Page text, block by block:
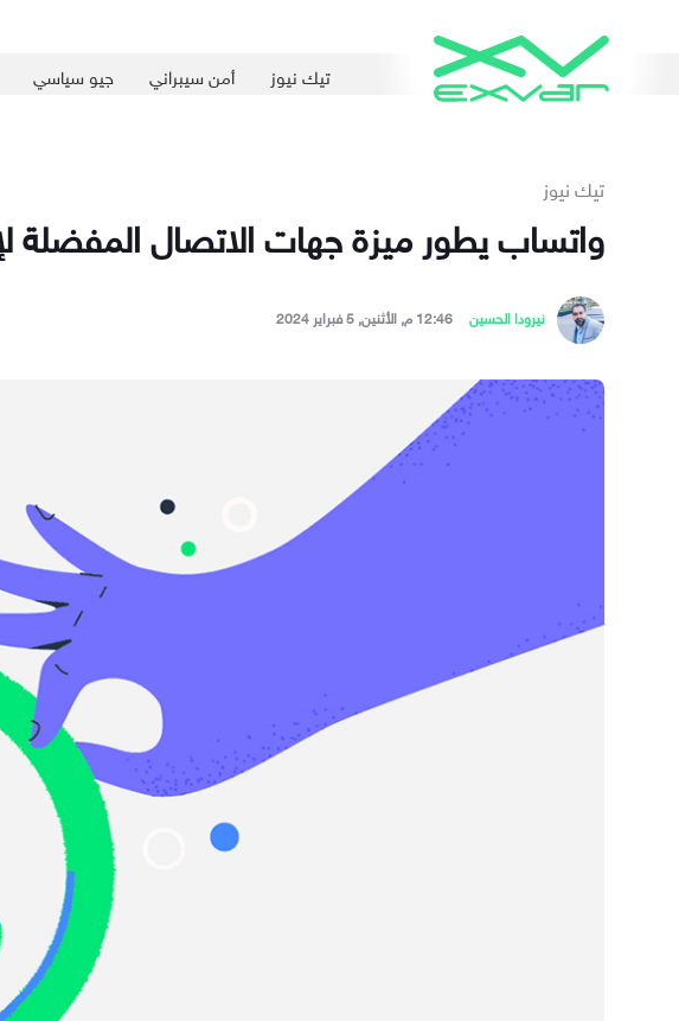
تيك نيوز أمن سيبراني جيو سياسي
تيك نيوز
واتساب يطور ميزة جهات الاتصال المفضلة
نيرودا الحسين 12:46 م, الأثنين, 5 فبراير 2024